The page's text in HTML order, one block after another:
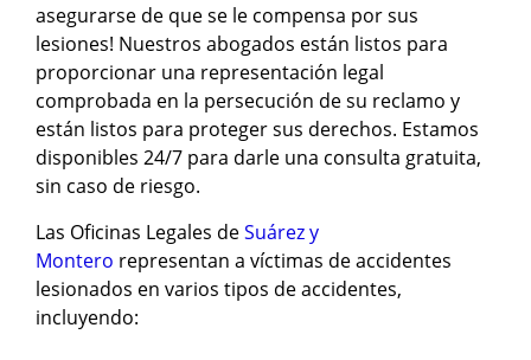
asegurarse de que se le compensa por sus
lesiones! Nuestros abogados están listos para
proporcionar una representación legal
comprobada en la persecución de su reclamo y
están listos para proteger sus derechos. Estamos
disponibles 24/7 para darle una consulta gratuita,
sin caso de riesgo.
Las Oficinas Legales deSuárez y
Montero representan a víctimas de accidentes
lesionados en varios tipos de accidentes,
incluyendo: